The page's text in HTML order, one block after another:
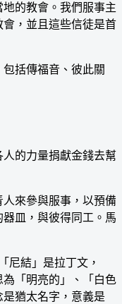
的教會。我們服事主
，並且這些信徒是首
括傳福音、彼此關
的力量捐獻金錢去幫
來參與服事，以預備
皿，與彼得同工。馬
結」是拉丁文，
「明亮的」、「白色
猶太名字，意義是